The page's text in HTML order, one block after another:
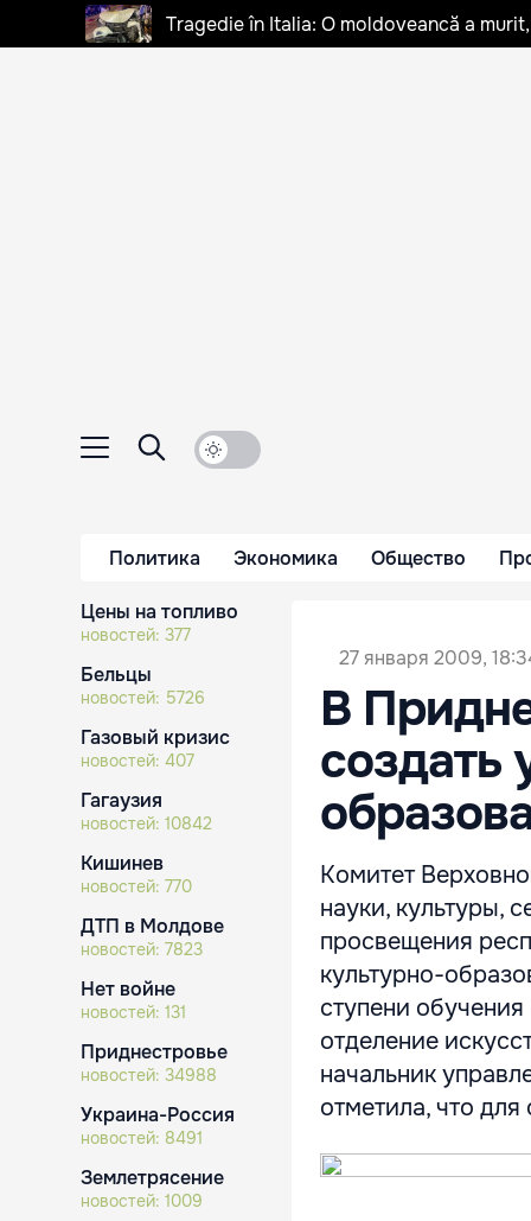
Tragedie în Italia: O moldoveancă a
Политика Экономика Общество
Цены на топливо
новостей: 377
Бельцы
новостей: 5726
Газовый кризис
новостей: 407
Гагаузия
новостей: 10842
Кишинев
новостей: 770
ДТП в Молдове
новостей: 7823
Нет войне
новостей: 131
Приднестровье
новостей: 34988
Украина-Россия
новостей: 8491
Землетрясение
новостей: 1009
27 января 2009,
В
создать
Комитет
науки, культуры,
просвещения
культурно-
ступени
отделение
начальник
отметила, что